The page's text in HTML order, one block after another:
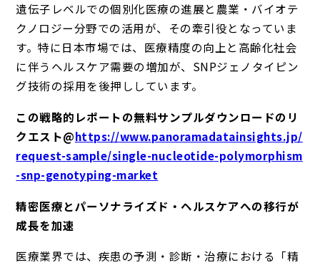
遺伝子レベルでの個別化医療の進展と農業・バイオテ
クノロジー分野での活用が、その牽引役となっていま
す。特に日本市場では、医療精度の向上と高齢化社会
に伴うヘルスケア需要の増加が、SNPジェノタイピン
グ技術の採用を後押ししています。
この戦略的レポートの無料サンプルダウンロードのリ
クエスト@https://www.panoramadatainsights.jp/
request-sample/single-nucleotide-polymorphism
-snp-genotyping-market
精密医療とパーソナライズド・ヘルスケアへの移行が
成長を加速
医療業界では、疾患の予測・診断・治療における「精